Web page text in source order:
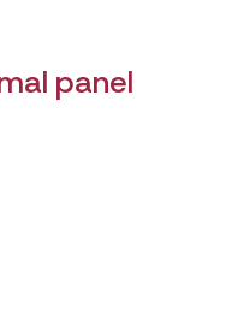
panel